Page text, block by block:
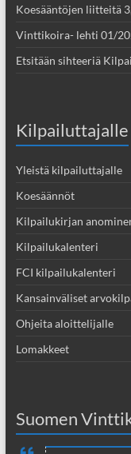
Koesääntöjen liitteitä
Vinttikoira- lehti 01/
Etsitään sihteeriä
Kilpailuttajalle
Yleistä kilpailuttajalle
Koesäännöt
Kilpailukirjan
Kilpailukalenteri
FCI kilpailukalenteri
Kansainväliset
Ohjeita aloittelijalle
Lomakkeet
Suomen